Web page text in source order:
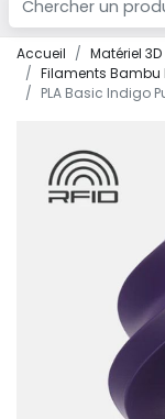
Accueil Matériel 3D
Filaments Bambu
PLA Basic Indigo